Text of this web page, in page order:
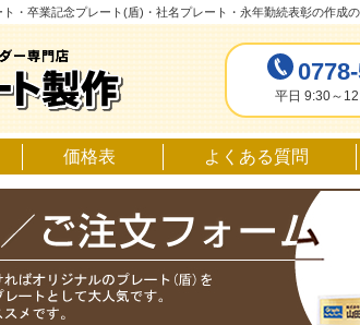
・卒業記念プレート(盾)・社名プレート・永年勤続表彰の作成
平日 9:30～
価格表 よくある質問